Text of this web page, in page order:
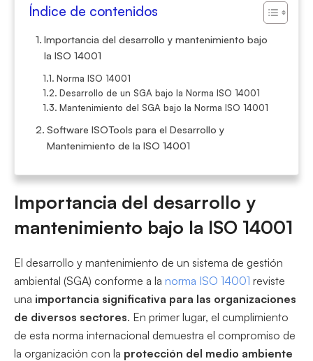
Índice de contenidos
Importancia del desarrollo y mantenimiento bajo
la ISO 14001
Norma ISO 14001
Desarrollo de un SGA bajo la Norma ISO 14001
Mantenimiento del SGA bajo la Norma ISO 14001
Software ISOTools para el Desarrollo y
Mantenimiento de la ISO 14001
Importancia del desarrollo y
mantenimiento bajo la ISO 14001
El desarrollo y mantenimiento de un sistema de gestión
ambiental (SGA) conforme a la norma ISO 14001 reviste
una importancia significativa para las organizaciones
de diversos sectores. En primer lugar, el cumplimiento
de esta norma internacional demuestra el compromiso de
la organización con la protección del medio ambiente